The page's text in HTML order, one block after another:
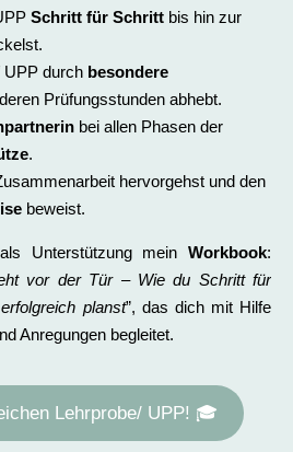
Schritt für Schritt bis hin zur
UPP durch besondere
Prüfungsstunden abhebt.
bei allen Phasen der
.
hervorgehst und den
beweist.
Unterstützung mein Workbook:
vor der Tür – Wie du Schritt für
planst”, das dich mit Hilfe
Anregungen begleitet.
Lehrprobe/ UPP! 🎓